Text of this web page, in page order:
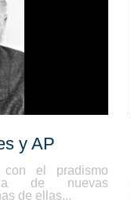
y AP
con el pradismo
de nuevas
de ellas...